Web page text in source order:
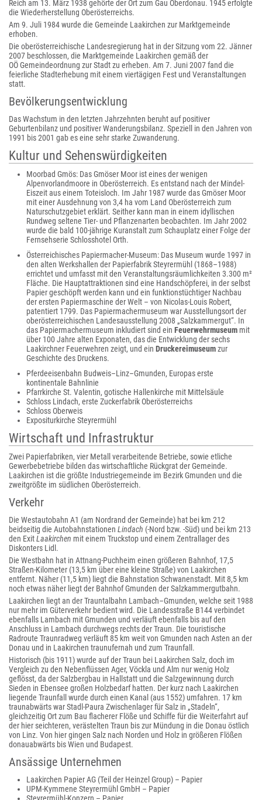
Reich am 13. März 1938 gehörte der Ort zum Gau Oberdonau. 1945 erfolgte
die Wiederherstellung Oberösterreichs.
Am 9. Juli 1984 wurde die Gemeinde Laakirchen zur Marktgemeinde
erhoben.
Die oberösterreichische Landesregierung hat in der Sitzung vom 22. Jänner
2007 beschlossen, die Marktgemeinde Laakirchen gemäß der
OÖ Gemeindeordnung zur Stadt zu erheben. Am 7. Juni 2007 fand die
feierliche Stadterhebung mit einem viertägigen Fest und Veranstaltungen
statt.
Bevölkerungsentwicklung
Das Wachstum in den letzten Jahrzehnten beruht auf positiver
Geburtenbilanz und positiver Wanderungsbilanz. Speziell in den Jahren von
1991 bis 2001 gab es eine sehr starke Zuwanderung.
Kultur und Sehenswürdigkeiten
Moorbad Gmös: Das Gmöser Moor ist eines der wenigen
Alpenvorlandmoore in Oberösterreich. Es entstand nach der Mindel-
Eiszeit aus einem Toteisloch. Im Jahr 1987 wurde das Gmöser Moor
mit einer Ausdehnung von 3,4 ha vom Land Oberösterreich zum
Naturschutzgebiet erklärt. Seither kann man in einem idyllischen
Rundweg seltene Tier- und Pflanzenarten beobachten. Im Jahr 2002
wurde die bald 100-jährige Kuranstalt zum Schauplatz einer Folge der
Fernsehserie Schlosshotel Orth.
Österreichisches Papiermacher-Museum: Das Museum wurde 1997 in
den alten Werkshallen der Papierfabrik Steyrermühl (1868–1988)
errichtet und umfasst mit den Veranstaltungsräumlichkeiten 3.300 m²
Fläche. Die Hauptattraktionen sind eine Handschöpferei, in der selbst
Papier geschöpft werden kann und ein funktionstüchtiger Nachbau
der ersten Papiermaschine der Welt – von Nicolas-Louis Robert,
patentiert 1799. Das Papiermachermuseum war Ausstellungsort der
oberösterreichischen Landesausstellung 2008 „Salzkammergut“. In
das Papiermachermuseum inkludiert sind ein Feuerwehrmuseum mit
über 100 Jahre alten Exponaten, das die Entwicklung der sechs
Laakirchner Feuerwehren zeigt, und ein Druckereimuseumzur
Geschichte des Druckens.
Pferdeeisenbahn Budweis–Linz–Gmunden, Europas erste
kontinentale Bahnlinie
Pfarrkirche St. Valentin, gotische Hallenkirche mit Mittelsäule
Schloss Lindach, erste Zuckerfabrik Oberösterreichs
Schloss Oberweis
Expositurkirche Steyrermühl
Wirtschaft und Infrastruktur
Zwei Papierfabriken, vier Metall verarbeitende Betriebe, sowie etliche
Gewerbebetriebe bilden das wirtschaftliche Rückgrat der Gemeinde.
Laakirchen ist die größte Industriegemeinde im Bezirk Gmunden und die
zweitgrößte im südlichen Oberösterreich.
Verkehr
Die Westautobahn A1 (am Nordrand der Gemeinde) hat bei km 212
beidseitig die Autobahnstationen Lindach (-Nord bzw. -Süd) und bei km 213
den ExitLaakirchen mit einem Truckstop und einem Zentrallager des
Diskonters Lidl.
Die Westbahn hat in Attnang-Puchheim einen größeren Bahnhof, 17,5
Straßen-Kilometer (13,5 km über eine kleine Straße) von Laakirchen
entfernt. Näher (11,5 km) liegt die Bahnstation Schwanenstadt. Mit 8,5 km
noch etwas näher liegt der Bahnhof Gmunden der Salzkammergutbahn.
Laakirchen liegt an der Trauntalbahn Lambach–Gmunden, welche seit 1988
nur mehr im Güterverkehr bedient wird. Die Landesstraße B144 verbindet
ebenfalls Lambach mit Gmunden und verläuft ebenfalls bis auf den
Anschluss in Lambach durchwegs rechts der Traun. Die touristische
Radroute Traunradweg verläuft 85 km weit von Gmunden nach Asten an der
Donau und in Laakirchen traunufernah und zum Traunfall.
Historisch (bis 1911) wurde auf der Traun bei Laakirchen Salz, doch im
Vergleich zu den Nebenflüssen Ager, Vöckla und Alm nur wenig Holz
geflösst, da der Salzbergbau in Hallstatt und die Salzgewinnung durch
Sieden in Ebensee großen Holzbedarf hatten. Der kurz nach Laakirchen
liegende Traunfall wurde durch einen Kanal (aus 1552) umfahren. 17 km
traunabwärts war Stadl-Paura Zwischenlager für Salz in „Stadeln“,
gleichzeitig Ort zum Bau flacherer Flöße und Schiffe für die Weiterfahrt auf
der hier seichteren, verästelten Traun bis zur Mündung in die Donau östlich
von Linz. Von hier gingen Salz nach Norden und Holz in größeren Flößen
donauabwärts bis Wien und Budapest.
Ansässige Unternehmen
Laakirchen Papier AG (Teil der Heinzel Group) – Papier
UPM-Kymmene Steyrermühl GmbH – Papier